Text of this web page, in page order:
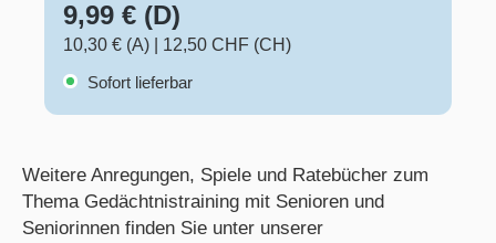
9,99 € (D)
10,30 € (A)
12,50 CHF (CH)
Sofort lieferbar
Weitere Anregungen, Spiele und Ratebücher zum
Thema Gedächtnistraining mit Senioren und
Seniorinnen finden Sie unter unserer